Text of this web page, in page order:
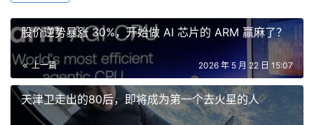
股价逆势暴涨 30%，开始做 AI 芯片的 ARM 赢麻了？
上一篇 2026 年 5 月 22 日 15:07
天津卫走出的80后，即将成为第一个去火星的人